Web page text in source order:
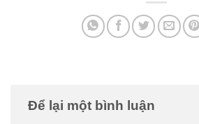
Để lại một bình luận